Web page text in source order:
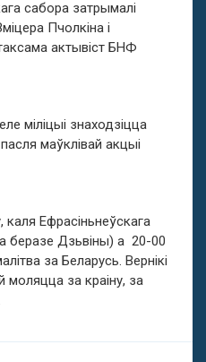
сабора затрымалі
Пчолкіна і
актывіст БНФ
міліцыі знаходзіцца
маўклівай акцыі
Ефрасіньнеўскага
беразе Дзьвіны) а 20-00
за Беларусь. Вернікі
моляцца за краіну, за